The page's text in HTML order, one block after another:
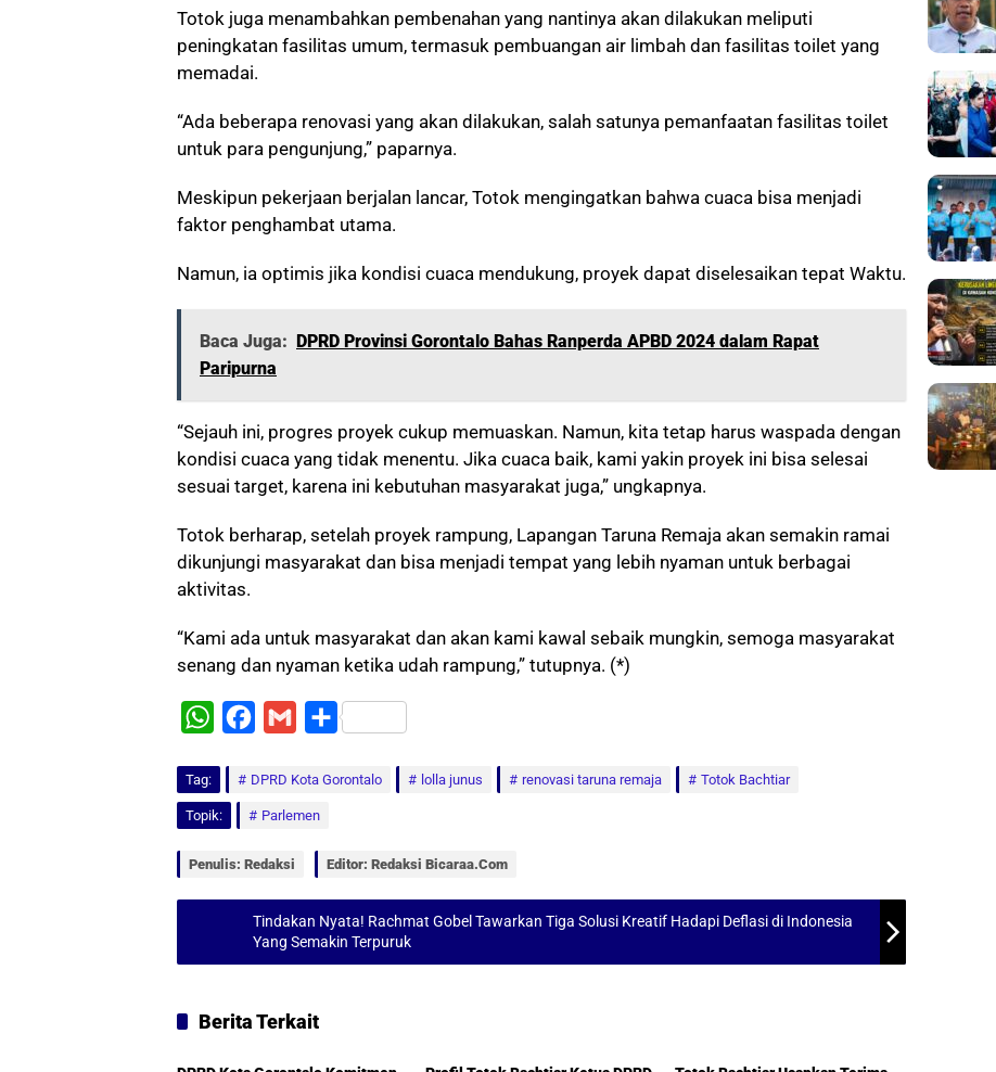
Totok juga menambahkan pembenahan yang nantinya akan dilakukan meliputi
peningkatan fasilitas umum, termasuk pembuangan air limbah dan fasilitas toilet yang
memadai.
“Ada beberapa renovasi yang akan dilakukan, salah satunya pemanfaatan fasilitas toilet
untuk para pengunjung,” paparnya.
Meskipun pekerjaan berjalan lancar, Totok mengingatkan bahwa cuaca bisa menjadi
faktor penghambat utama.
Namun, ia optimis jika kondisi cuaca mendukung, proyek dapat diselesaikan tepat Waktu.
Baca Juga: DPRD Provinsi Gorontalo Bahas Ranperda APBD 2024 dalam Rapat
Paripurna
“Sejauh ini, progres proyek cukup memuaskan. Namun, kita tetap harus waspada dengan
kondisi cuaca yang tidak menentu. Jika cuaca baik, kami yakin proyek ini bisa selesai
sesuai target, karena ini kebutuhan masyarakat juga,” ungkapnya.
Totok berharap, setelah proyek rampung, Lapangan Taruna Remaja akan semakin ramai
dikunjungi masyarakat dan bisa menjadi tempat yang lebih nyaman untuk berbagai
aktivitas.
“Kami ada untuk masyarakat dan akan kami kawal sebaik mungkin, semoga masyarakat
senang dan nyaman ketika udah rampung,” tutupnya. (*)
W
t
c
e
o
k
a
i
S
a
Tag: DPRD Kota Gorontalo lolla junus renovasi taruna remaja Totok Bachtiar
Topik: Parlemen
Penulis: Redaksi Editor: Redaksi Bicaraa.com
Tindakan Nyata! Rachmat Gobel Tawarkan Tiga Solusi Kreatif Hadapi Deflasi di Indonesia
Yang Semakin Terpuruk
Berita Terkait
DPRD Gorontalo